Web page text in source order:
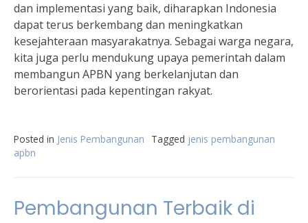
dan implementasi yang baik, diharapkan Indonesia
dapat terus berkembang dan meningkatkan
kesejahteraan masyarakatnya. Sebagai warga negara,
kita juga perlu mendukung upaya pemerintah dalam
membangun APBN yang berkelanjutan dan
berorientasi pada kepentingan rakyat.
Posted in Jenis Pembangunan Tagged jenis pembangunan
apbn
Pembangunan Terbaik di